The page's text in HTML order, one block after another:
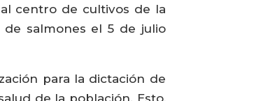
centro de cultivos de la
salmones el 5 de julio
para la dictación de